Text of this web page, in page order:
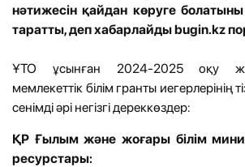
нәтижесін қайдан көруге
таратты, деп хабарлайды bugin.kz
ҰТО ұсынған 2024-2025 оқу
мемлекеттік білім гранты иегерлерінің
сенімді әрі негізгі дереккөздер:
ҚР Ғылым және жоғары білім
ресурстары: